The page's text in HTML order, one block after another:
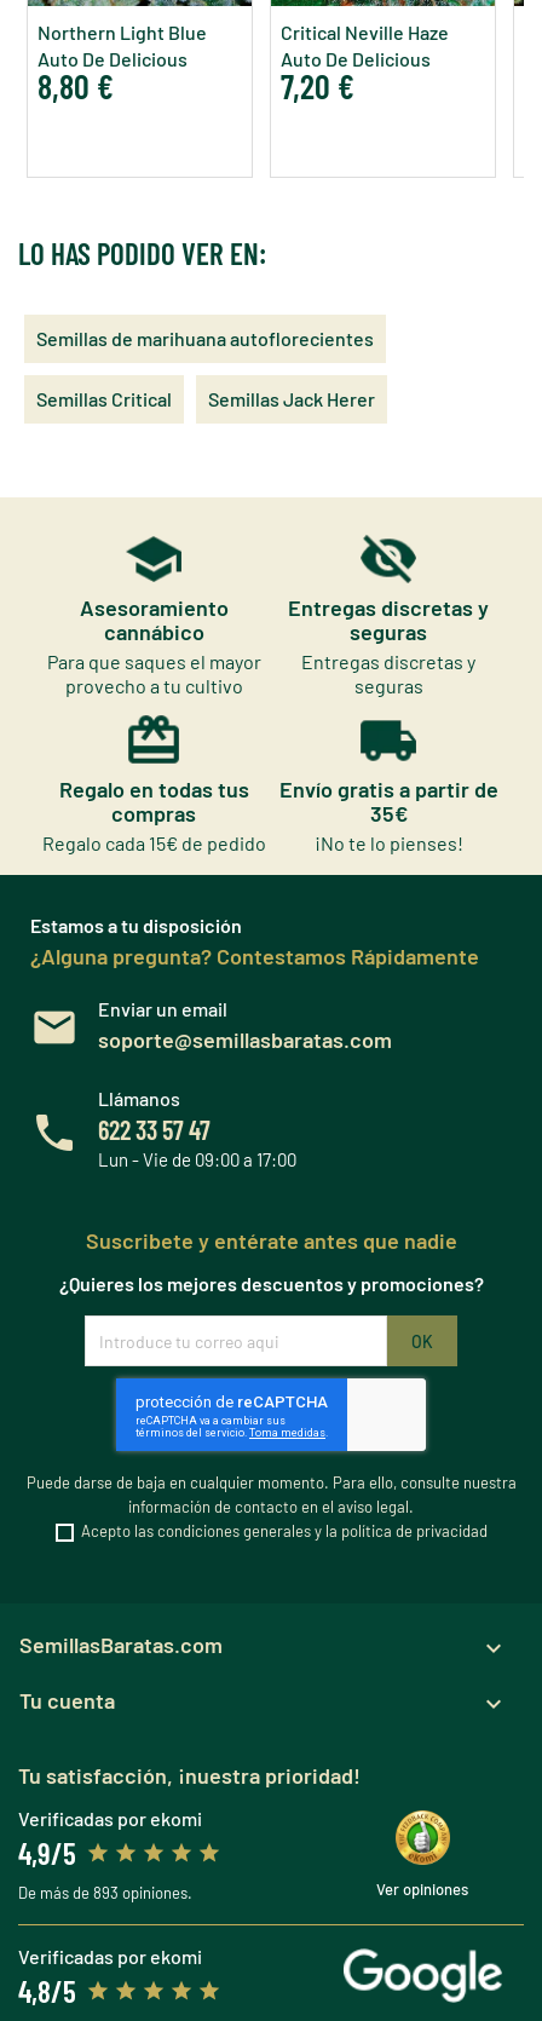
Northern Light Blue
Auto De Delicious
Seeds
8,80 €
Critical Neville Haze
Auto De Delicious
Seeds
7,20 €
LO HAS PODIDO VER EN:
Semillas de marihuana autoflorecientes
Semillas Critical Semillas Jack Herer
Asesoramiento
cannábico
Para que saques el mayor
provecho a tu cultivo
Entregas discretas y
seguras
Entregas discretas y
seguras
Regalo en todas tus
compras
Regalo cada 15€ de pedido
Envío gratis a partir de
35€
¡No te lo pienses!
Estamos a tu disposición
¿Alguna pregunta? Contestamos Rápidamente
Enviar un email
soporte@semillasbaratas.com
Llámanos
622 33 57 47
Lun - Vie de 09:00 a 17:00
Suscribete y entérate antes que nadie
¿Quieres los mejores descuentos y promociones?
Puede darse de baja en cualquier momento. Para ello, consulte nuestra
información de contacto en el aviso legal.
Acepto las condiciones generales y la política de privacidad
SemillasBaratas.com 
Tu cuenta 
Tu satisfacción, ¡nuestra prioridad!
Verificadas por ekomi
4,9/5
De más de 893 opiniones. Ver opiniones
Verificadas por ekomi
4,8/5